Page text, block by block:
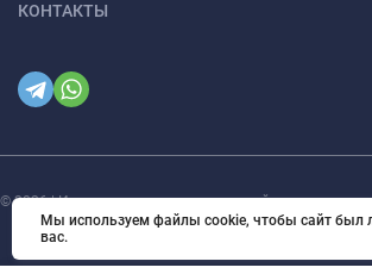
КОНТАКТЫ
© 2026 | Интернет магазин инженерной сантехники и
права защищены
Мы используем файлы cookie, чтобы сайт был
вас.